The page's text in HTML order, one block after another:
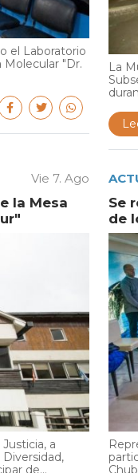
el Laboratorio
Molecular "Dr.
La
Vie 7. Ago
la Mesa
a
de...
Se
de